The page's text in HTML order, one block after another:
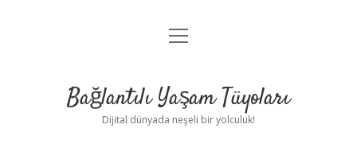
Anasayfa
Yasal Uyarı
menüyü
Bağlantılı Yaşam Tüyoları
Dijital dünyada neşeli bir yolculuk!